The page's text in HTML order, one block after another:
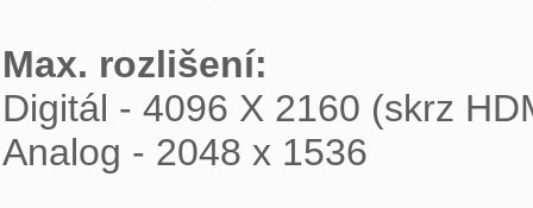
Max. rozlišení:
Digitál - 4096 X 2160 (skrz
Analog - 2048 x 1536